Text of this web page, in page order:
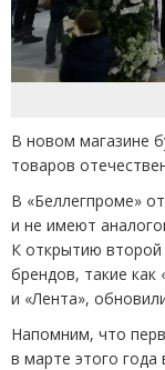
В новом магазине
товаров
В «Беллегпроме»
и не имеют
К открытию второй
брендов, такие как
и «Лента»,
Напомним, что
в марте этого года